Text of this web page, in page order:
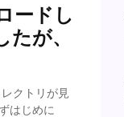
ードし
が、
クトリが見
はじめに